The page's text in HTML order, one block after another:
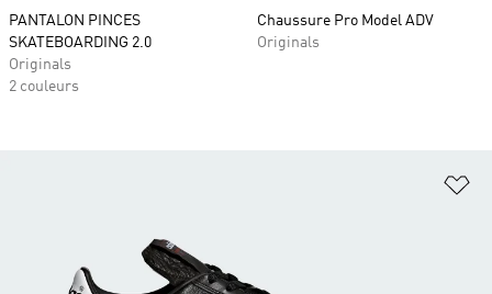
PANTALON PINCES
SKATEBOARDING 2.0
Originals
2 couleurs
Chaussure Pro Model ADV
Originals